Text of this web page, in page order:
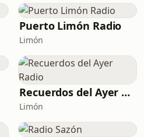
Puerto Limón Radio
Limón
Recuerdos del Ayer Radio
Limón